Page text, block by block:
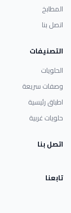
المطابخ
اتصل بنا
التصنيفات
الحلويات
وصفات سريعة
اطباق رئيسية
حلويات غربية
اتصل بنا
تابعنا